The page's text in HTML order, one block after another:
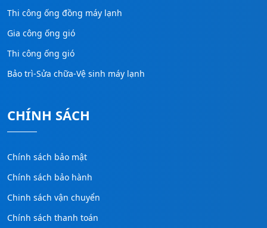
Thi công ống đồng máy lạnh
Gia công ống gió
Thi công ống gió
Bảo trì-Sửa chữa-Vệ sinh máy lạnh
CHÍNH SÁCH
Chính sách bảo mật
Chính sách bảo hành
Chinh sách vận chuyển
Chính sách thanh toán